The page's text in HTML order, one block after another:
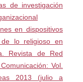
view/48/105#t
según su ámbito
de
Disponible en
de investigación
en dispositivos
de lo religioso en
Revista de Red
Vol.
2013 (julio a